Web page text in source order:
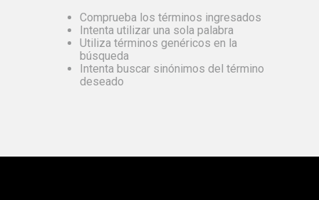
Comprueba los términos ingresados
Intenta utilizar una sola palabra
Utiliza términos genéricos en la
búsqueda
Intenta buscar sinónimos del término
deseado